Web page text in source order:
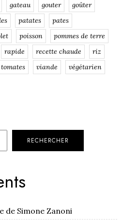
gateau gouter
goûter
patates
pates
poisson
pommes de terre
rapide recette chaude
riz
tomates viande
végétarien
RECHERCHER
de Simone Zanoni